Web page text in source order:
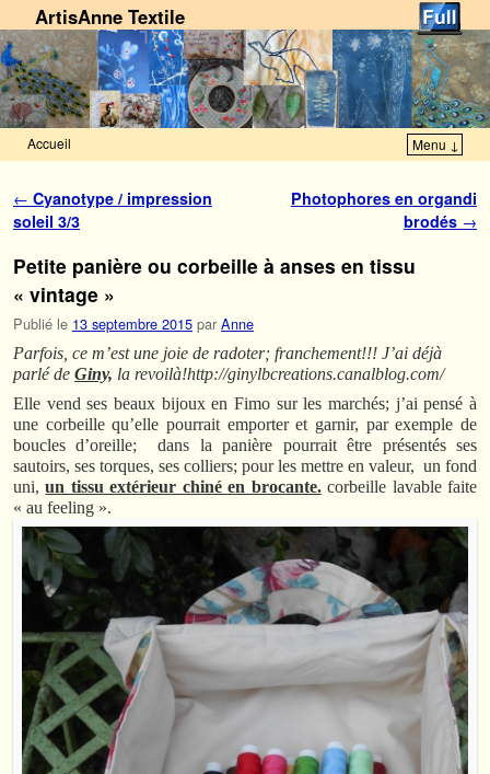
ArtisAnne Textile
Accueil Menu ↓
Navigation des articles
← Cyanotype / impression
soleil 3/3
Photophores en organdi
brodés →
Petite panière ou corbeille à anses en tissu
« vintage »
Publié le 13 septembre 2015 par Anne
Parfois, ce m’est une joie de radoter; franchement!!! J’ai déjà
parlé de Giny, la revoilà!http://ginylbcreations.canalblog.com/
Elle vend ses beaux bijoux en Fimo sur les marchés; j’ai pensé à
une corbeille qu’elle pourrait emporter et garnir, par exemple de
boucles d’oreille; dans la panière pourrait être présentés ses
sautoirs, ses torques, ses colliers; pour les mettre en valeur, un fond
uni,un tissu extérieur chiné en brocante.corbeille lavable faite
« au feeling ».